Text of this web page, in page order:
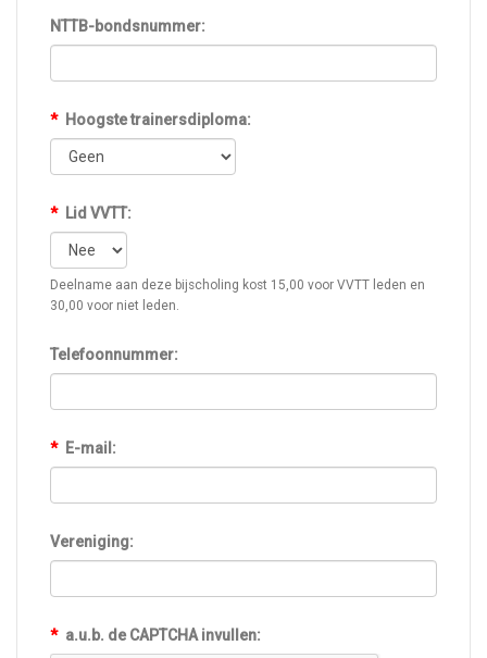
NTTB-bondsnummer:
* Hoogste trainersdiploma:
* Lid VVTT:
Deelname aan deze bijscholing kost 15,00 voor VVTT leden en
30,00 voor niet leden.
Telefoonnummer:
* E-mail:
Vereniging:
* a.u.b. de CAPTCHA invullen: